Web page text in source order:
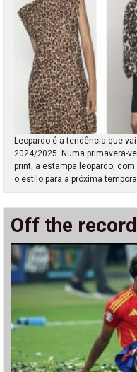
Leopardo é a tendência que
2024/2025. Numa primavera-
print, a estampa leopardo,
o estilo para a próxima
Off the record